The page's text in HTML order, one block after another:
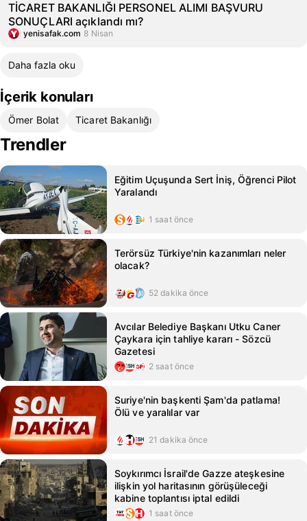
TİCARET BAKANLIĞI PERSONEL ALIMI BAŞVURU
SONUÇLARI açıklandı mı?
yenisafak.com 8 Nisan
Daha fazla oku
İçerik konuları
Ömer Bolat Ticaret Bakanlığı
Trendler
Eğitim Uçuşunda Sert İniş, Öğrenci Pilot
Yaralandı
1 saat önce
Terörsüz Türkiye'nin kazanımları neler
olacak?
52 dakika önce
Avcılar Belediye Başkanı Utku Caner
Çaykara için tahliye kararı - Sözcü
Gazetesi
2 saat önce
Suriye'nin başkenti Şam'da patlama!
Ölü ve yaralılar var
21 dakika önce
Soykırımcı İsrail'de Gazze ateşkesine
ilişkin yol haritasının görüşüleceği
kabine toplantısı iptal edildi
1 saat önce